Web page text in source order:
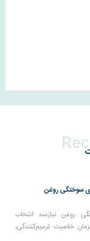
سوختگی روغن
روغن نیازمند انتخاب
خاصیت ترمیم‌کنندگی،